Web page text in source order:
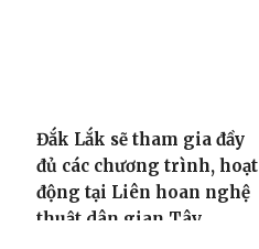
Đắk Lắk sẽ tham gia đầy
đủ các chương trình, hoạt
động tại Liên hoan nghệ
thuật dân gian Tây